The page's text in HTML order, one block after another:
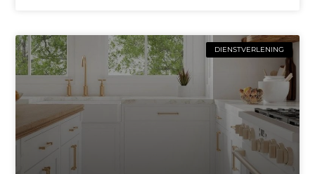
DIENSTVERLENING